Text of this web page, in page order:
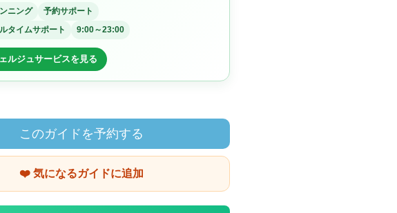
ニング
予約サポート
タイムサポート
9:00～23:00
ルジュサービスを見る
このガイドを予約する
❤️ 気になるガイドに追加